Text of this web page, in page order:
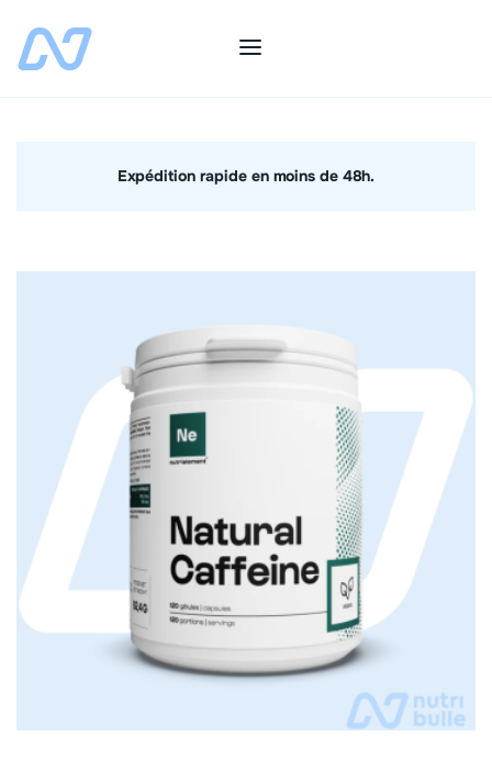
Expédition rapide en moins de 48h.